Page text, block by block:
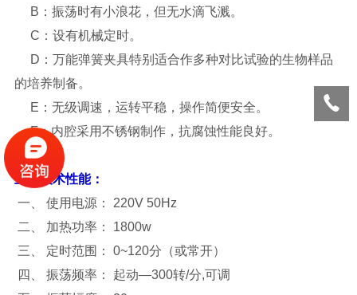
B：振荡时有小浪花，但无水滴飞溅。
C：设有机械定时。
D：万能弹簧夹具特别适合作多种对比试验的生物样品
的培养制备。
E：无级调速，运转平稳，操作简便安全。
F：内腔采用不锈钢制作，抗腐蚀性能良好。
主要技术性能：
一、 使用电源： 220V 50Hz
二、 加热功率： 1800w
三、 定时范围： 0~120分（或常开）
四、 振荡频率： 起动—300转/分,可调